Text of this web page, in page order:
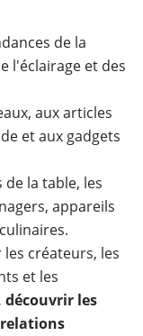
de la
l'éclairage et des
aux articles
et aux gadgets
de la table, les
appareils
les créateurs, les
et les
découvrir les